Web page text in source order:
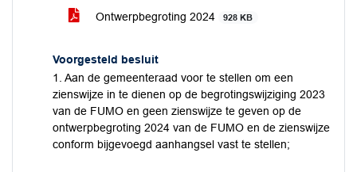
Ontwerpbegroting 2024 928 KB
Voorgesteld besluit
1. Aan de gemeenteraad voor te stellen om een
zienswijze in te dienen op de begrotingswijziging 2023
van de FUMO en geen zienswijze te geven op de
ontwerpbegroting 2024 van de FUMO en de zienswijze
conform bijgevoegd aanhangsel vast te stellen;